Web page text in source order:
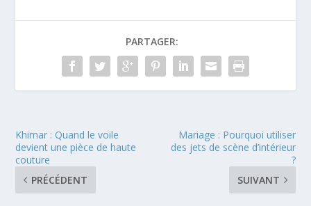
PARTAGER:
Khimar : Quand le voile
devient une pièce de haute
couture
PRÉCÉDENT
Mariage : Pourquoi utiliser
des jets de scène d’intérieur
?
SUIVANT